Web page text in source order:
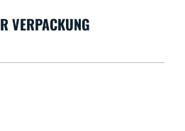
VERPACKUNG